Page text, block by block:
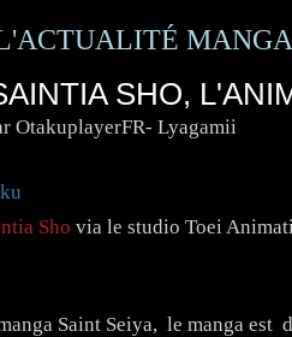
SHO,
OtakuplayerFR- Lyagamii
Sho via le studio Toei
Saint Seiya, le manga